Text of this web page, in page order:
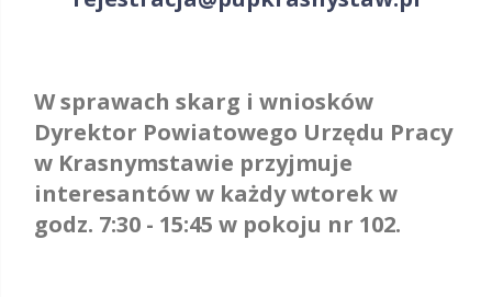
W sprawach skarg i wniosków
Dyrektor Powiatowego Urzędu Pracy
w Krasnymstawie przyjmuje
interesantów w każdy wtorek w
godz. 7:30 - 15:45 w pokoju nr 102.